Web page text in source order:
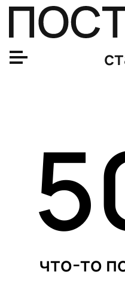
что-то